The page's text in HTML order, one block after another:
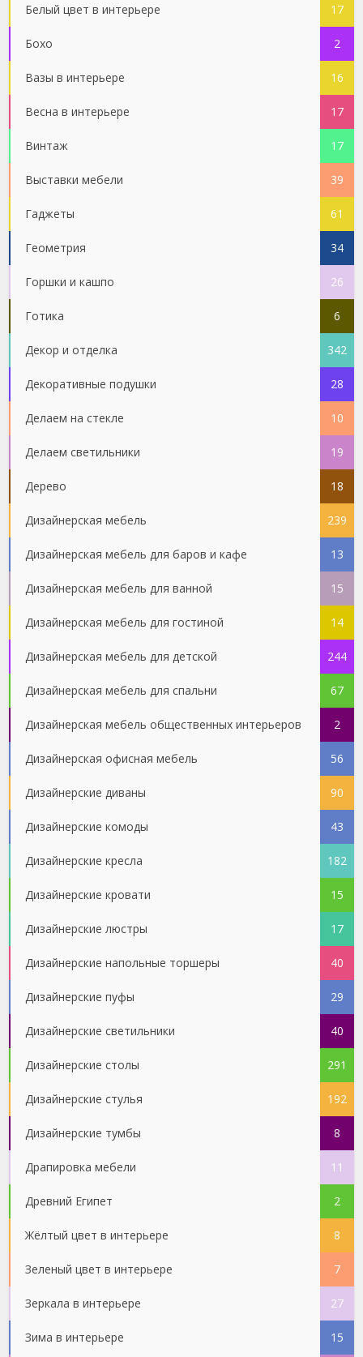
Белый цвет в интерьере 17
Бохо 2
Вазы в интерьере 16
Весна в интерьере 17
Винтаж 17
Выставки мебели 39
Гаджеты 61
Геометрия 34
Горшки и кашпо 26
Готика 6
Декор и отделка 342
Декоративные подушки 28
Делаем на стекле 10
Делаем светильники 19
Дерево 18
Дизайнерская мебель 239
Дизайнерская мебель для баров и кафе 13
Дизайнерская мебель для ванной 15
Дизайнерская мебель для гостиной 14
Дизайнерская мебель для детской 244
Дизайнерская мебель для спальни 67
Дизайнерская мебель общественных интерьеров 2
Дизайнерская офисная мебель 56
Дизайнерские диваны 90
Дизайнерские комоды 43
Дизайнерские кресла 182
Дизайнерские кровати 15
Дизайнерские люстры 17
Дизайнерские напольные торшеры 40
Дизайнерские пуфы 29
Дизайнерские светильники 40
Дизайнерские столы 291
Дизайнерские стулья 192
Дизайнерские тумбы 8
Драпировка мебели 11
Древний Египет 2
Жёлтый цвет в интерьере 8
Зеленый цвет в интерьере 7
Зеркала в интерьере 27
Зима в интерьере 15